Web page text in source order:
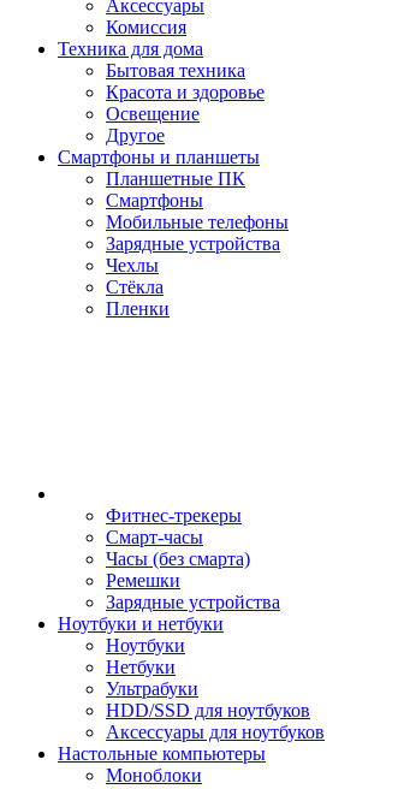
Аксессуары
Комиссия
Техника для дома
Бытовая техника
Красота и здоровье
Освещение
Другое
Смартфоны и планшеты
Планшетные ПК
Смартфоны
Мобильные телефоны
Зарядные устройства
Чехлы
Стёкла
Пленки
Фитнес-трекеры
Смарт-часы
Часы (без смарта)
Ремешки
Зарядные устройства
Ноутбуки и нетбуки
Ноутбуки
Нетбуки
Ультрабуки
HDD/SSD для ноутбуков
Аксессуары для ноутбуков
Настольные компьютеры
Моноблоки